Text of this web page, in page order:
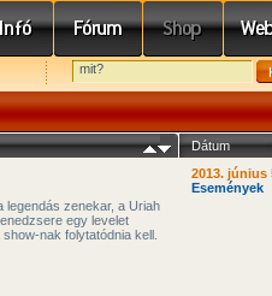
Dátum
legendás zenekar, a Uriah
egy levelet
nak folytatódnia kell.
2013. június
Események